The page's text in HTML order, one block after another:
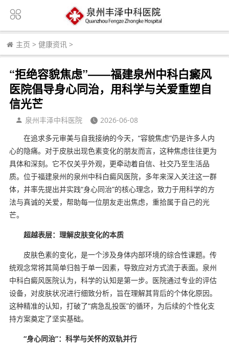
主页 > 健康资讯 >
“拒绝容貌焦虑”——福建泉州中科白癜风
医院倡导身心同治，用科学与关爱重塑自
信光芒
泉州丰泽中科医院
2026-06-08
在追求多元审美与自我接纳的今天，“容貌焦虑”仍是许多人内
心的隐痛。对于皮肤出现色素变化的朋友而言，这种焦虑往往更为
具体和深刻。它不仅关乎外观，更牵动着自信、社交乃至生活品
质。位于福建泉州的泉州中科白癜风医院，多年来深入关注这一群
体，并率先提出并实践“身心同治”的核心理念，致力于用科学的方
法与真诚的关爱，帮助每一位朋友走出焦虑，重拾属于自己的光
芒。
超越表层：理解皮肤变化的本质
皮肤色素的变化，是一个涉及身体内部环境的综合性课题。传
统观念常将其简单归咎于单一因素，导致应对方式流于表面。泉州
中科白癜风医院认为，科学的认知是第一步。医院通过专业的评估
设备，对皮肤状况进行细致分析，旨在理解其背后的个体化原因。
这种精准的认知，打破了“病急乱投医”的循环，为后续的个性化支
持方案奠定了坚实基础。
“身心同治”：科学与关怀的双轨并行